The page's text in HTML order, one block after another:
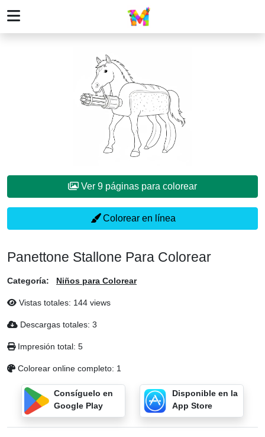
Ver 9 páginas para colorear
Colorear en línea
Panettone Stallone Para Colorear
Categoría: Niños para Colorear
Vistas totales: 144 views
Descargas totales: 3
Impresión total: 5
Colorear online completo: 1
Consíguelo en
Google Play
Disponible en la
App Store